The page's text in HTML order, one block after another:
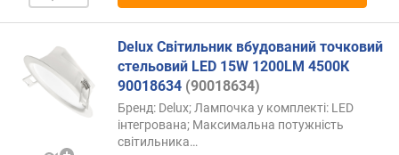
Delux Світильник вбудований точковий
стельовий LED 15W 1200LM 4500К
90018634 (90018634)
Бренд: Delux; Лампочка у комплекті: LED
інтегрована; Максимальна потужність
світильника…